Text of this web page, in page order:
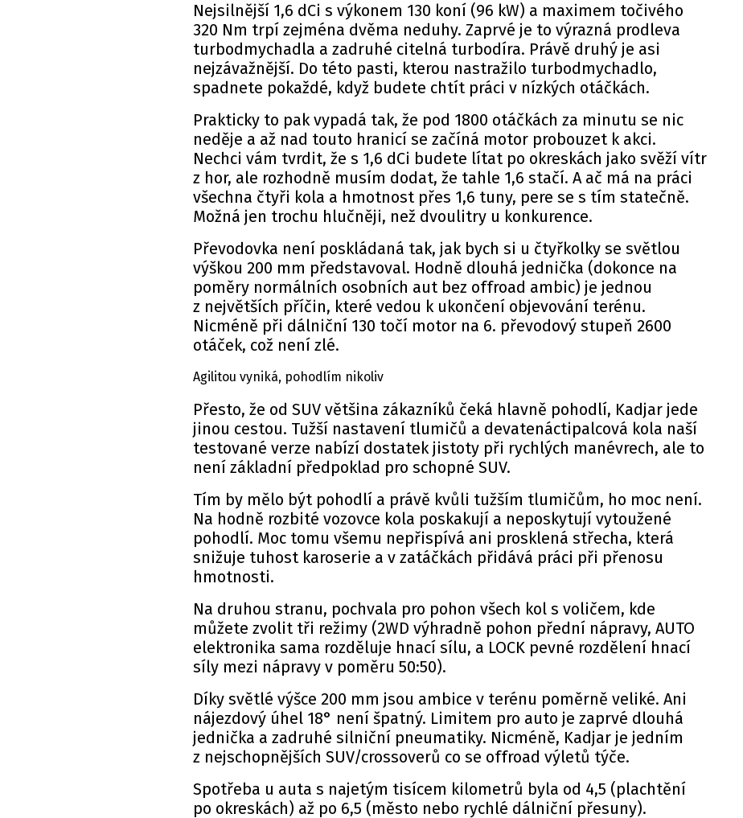
Nejsilnější 1,6 dCi s výkonem 130 koní (96 kW) a maximem točivého
320 Nm trpí zejména dvěma neduhy. Zaprvé je to výrazná prodleva
turbodmychadla a zadruhé citelná turbodíra. Právě druhý je asi
nejzávažnější. Do této pasti, kterou nastražilo turbodmychadlo,
spadnete pokaždé, když budete chtít práci v nízkých otáčkách.
Prakticky to pak vypadá tak, že pod 1800 otáčkách za minutu se nic
neděje a až nad touto hranicí se začíná motor probouzet k akci.
Nechci vám tvrdit, že s 1,6 dCi budete lítat po okreskách jako svěží vítr
z hor, ale rozhodně musím dodat, že tahle 1,6 stačí. A ač má na práci
všechna čtyři kola a hmotnost přes 1,6 tuny, pere se s tím statečně.
Možná jen trochu hlučněji, než dvoulitry u konkurence.
Převodovka není poskládaná tak, jak bych si u čtyřkolky se světlou
výškou 200 mm představoval. Hodně dlouhá jednička (dokonce na
poměry normálních osobních aut bez offroad ambic) je jednou
z největších příčin, které vedou k ukončení objevování terénu.
Nicméně při dálniční 130 točí motor na 6. převodový stupeň 2600
otáček, což není zlé.
Agilitou vyniká, pohodlím nikoliv
Přesto, že od SUV většina zákazníků čeká hlavně pohodlí, Kadjar jede
jinou cestou. Tužší nastavení tlumičů a devatenáctipalcová kola naší
testované verze nabízí dostatek jistoty při rychlých manévrech, ale to
není základní předpoklad pro schopné SUV.
Tím by mělo být pohodlí a právě kvůli tužším tlumičům, ho moc není.
Na hodně rozbité vozovce kola poskakují a neposkytují vytoužené
pohodlí. Moc tomu všemu nepřispívá ani prosklená střecha, která
snižuje tuhost karoserie a v zatáčkách přidává práci při přenosu
hmotnosti.
Na druhou stranu, pochvala pro pohon všech kol s voličem, kde
můžete zvolit tři režimy (2WD výhradně pohon přední nápravy, AUTO
elektronika sama rozděluje hnací sílu, a LOCK pevné rozdělení hnací
síly mezi nápravy v poměru 50:50).
Díky světlé výšce 200 mm jsou ambice v terénu poměrně veliké. Ani
nájezdový úhel 18° není špatný. Limitem pro auto je zaprvé dlouhá
jednička a zadruhé silniční pneumatiky. Nicméně, Kadjar je jedním
z nejschopnějších SUV/crossoverů co se offroad výletů týče.
Spotřeba u auta s najetým tisícem kilometrů byla od 4,5 (plachtění
po okreskách) až po 6,5 (město nebo rychlé dálniční přesuny).